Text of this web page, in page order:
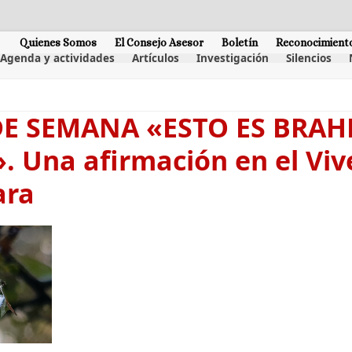
Quienes Somos El Consejo Asesor Boletín
Agenda y actividades Artículos Investigación Silencios
SEMANA «ESTO ES
Una afirmación en el